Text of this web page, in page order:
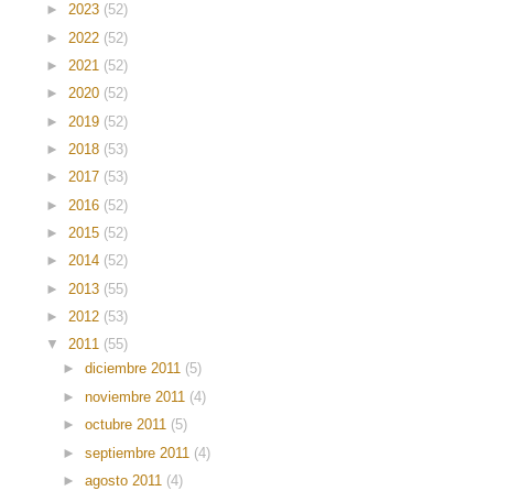
►2023 (52)
► 2022 (52)
► 2021 (52)
►2020 (52)
► 2019 (52)
► 2018 (53)
►2017 (53)
► 2016 (52)
► 2015 (52)
►2014 (52)
► 2013 (55)
► 2012 (53)
▼2011 (55)
►diciembre 2011 (5)
►noviembre 2011 (4)
►octubre 2011 (5)
►septiembre 2011 (4)
►agosto 2011 (4)